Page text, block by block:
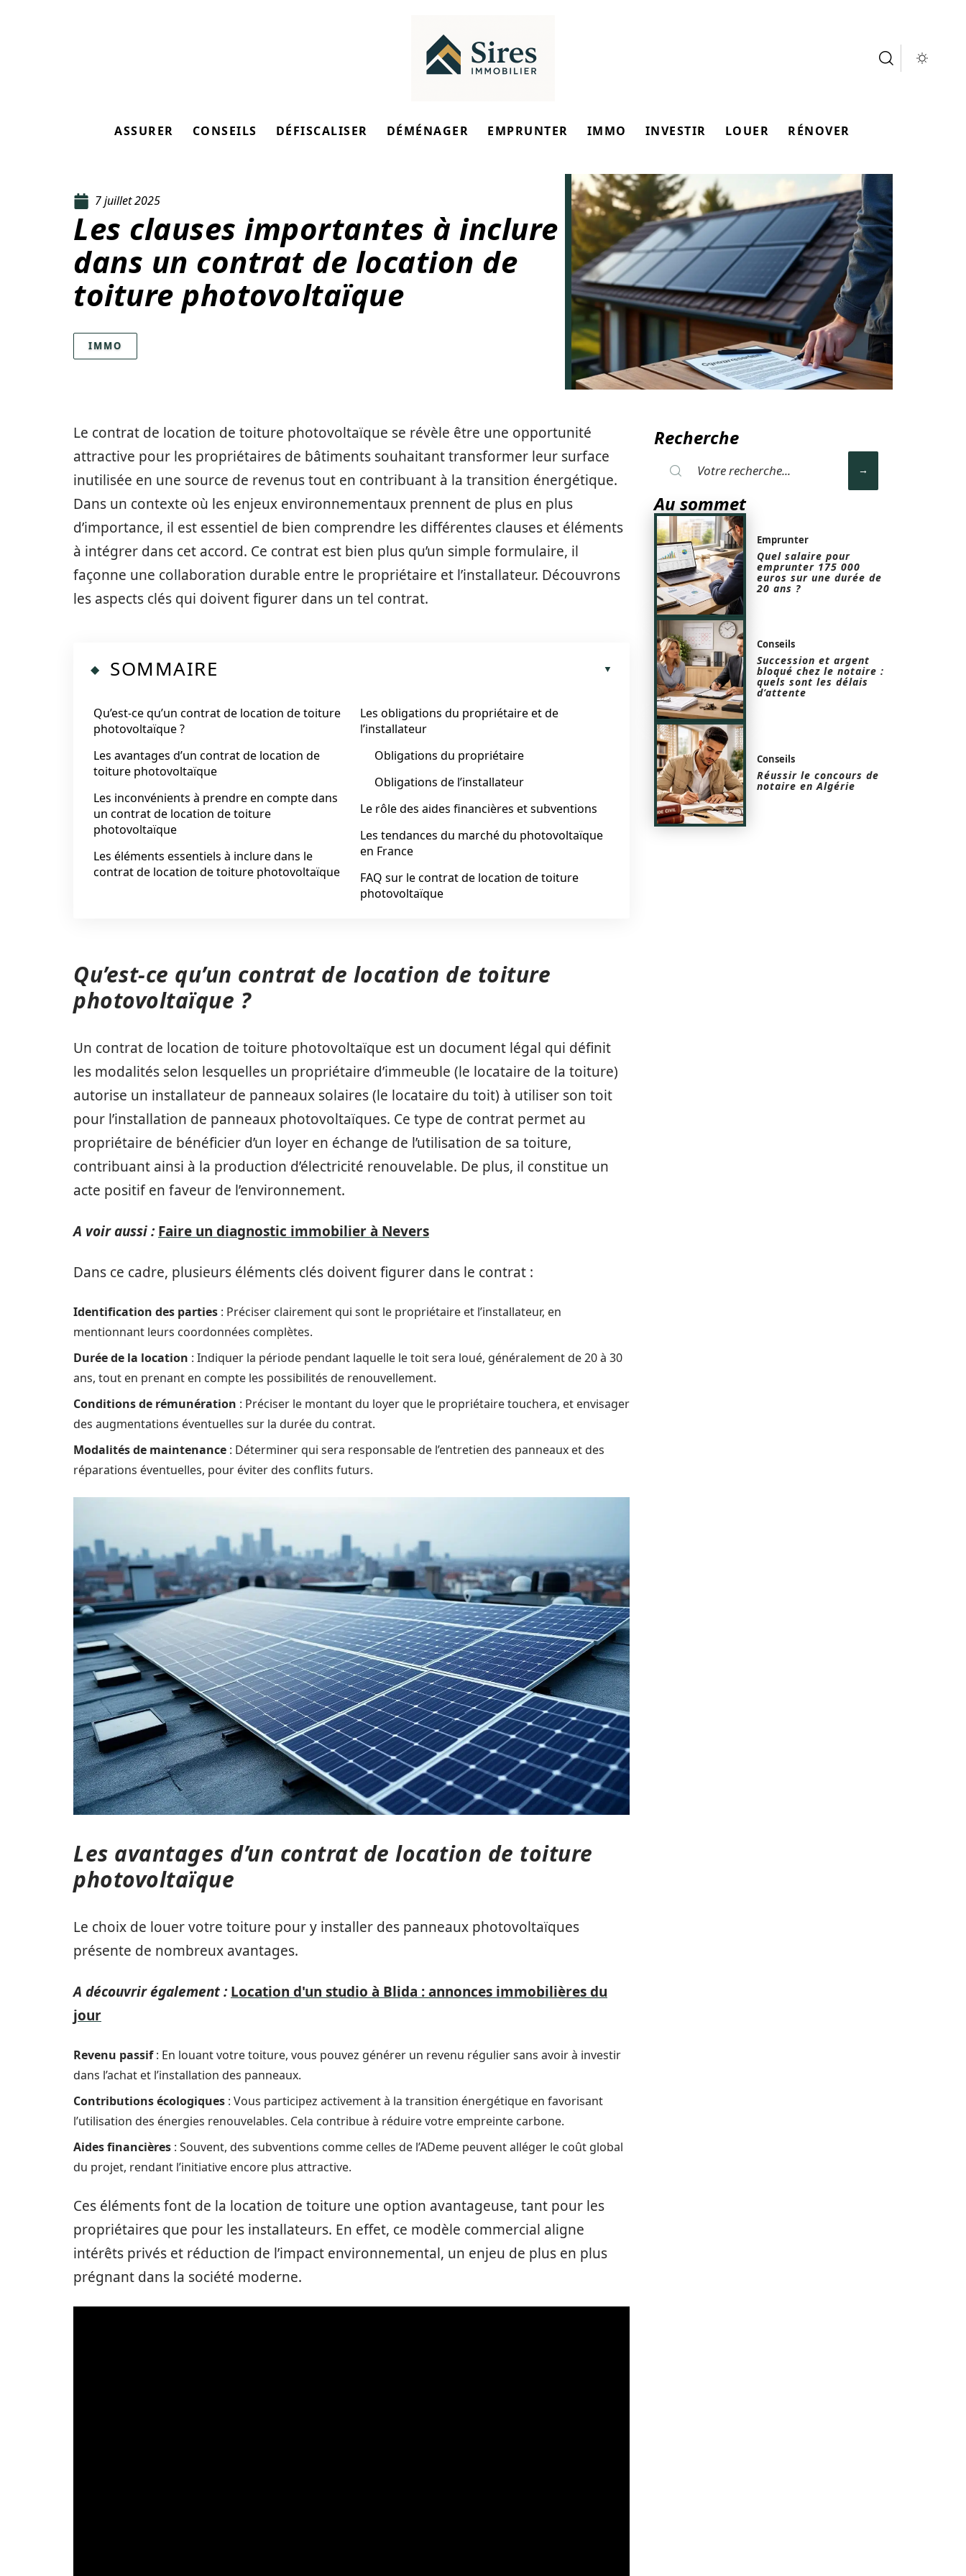
ASSURER CONSEILS DÉFISCALISER DÉMÉNAGER EMPRUNTER IMMO INVESTIR LOUER RÉNOVER
7 juillet 2025
Les clauses importantes à inclure
dans un contrat de location de
toiture photovoltaïque
IMMO
Le contrat de location de toiture photovoltaïque se révèle être une opportunité
attractive pour les propriétaires de bâtiments souhaitant transformer leur surface
inutilisée en une source de revenus tout en contribuant à la transition énergétique.
Dans un contexte où les enjeux environnementaux prennent de plus en plus
d’importance, il est essentiel de bien comprendre les différentes clauses et éléments
à intégrer dans cet accord. Ce contrat est bien plus qu’un simple formulaire, il
façonne une collaboration durable entre le propriétaire et l’installateur. Découvrons
les aspects clés qui doivent figurer dans un tel contrat.
SOMMAIRE
Qu’est-ce qu’un contrat de location de toiture
photovoltaïque ?
Les avantages d’un contrat de location de
toiture photovoltaïque
Les inconvénients à prendre en compte dans
un contrat de location de toiture
photovoltaïque
Les éléments essentiels à inclure dans le
contrat de location de toiture photovoltaïque
Les obligations du propriétaire et de
l’installateur
Obligations du propriétaire
Obligations de l’installateur
Le rôle des aides financières et subventions
Les tendances du marché du photovoltaïque
en France
FAQ sur le contrat de location de toiture
photovoltaïque
Qu’est-ce qu’un contrat de location de toiture
photovoltaïque ?
Un contrat de location de toiture photovoltaïque est un document légal qui définit
les modalités selon lesquelles un propriétaire d’immeuble (le locataire de la toiture)
autorise un installateur de panneaux solaires (le locataire du toit) à utiliser son toit
pour l’installation de panneaux photovoltaïques. Ce type de contrat permet au
propriétaire de bénéficier d’un loyer en échange de l’utilisation de sa toiture,
contribuant ainsi à la production d’électricité renouvelable. De plus, il constitue un
acte positif en faveur de l’environnement.
A voir aussi : Faire un diagnostic immobilier à Nevers
Dans ce cadre, plusieurs éléments clés doivent figurer dans le contrat :
Identification des parties : Préciser clairement qui sont le propriétaire et l’installateur, en
mentionnant leurs coordonnées complètes.
Durée de la location : Indiquer la période pendant laquelle le toit sera loué, généralement de 20 à 30
ans, tout en prenant en compte les possibilités de renouvellement.
Conditions de rémunération : Préciser le montant du loyer que le propriétaire touchera, et envisager
des augmentations éventuelles sur la durée du contrat.
Modalités de maintenance : Déterminer qui sera responsable de l’entretien des panneaux et des
réparations éventuelles, pour éviter des conflits futurs.
Les avantages d’un contrat de location de toiture
photovoltaïque
Le choix de louer votre toiture pour y installer des panneaux photovoltaïques
présente de nombreux avantages.
A découvrir également : Location d'un studio à Blida : annonces immobilières du
jour
Revenu passif: En louant votre toiture, vous pouvez générer un revenu régulier sans avoir à investir
dans l’achat et l’installation des panneaux.
Contributions écologiques : Vous participez activement à la transition énergétique en favorisant
l’utilisation des énergies renouvelables. Cela contribue à réduire votre empreinte carbone.
Aides financières : Souvent, des subventions comme celles de l’ADeme peuvent alléger le coût global
du projet, rendant l’initiative encore plus attractive.
Ces éléments font de la location de toiture une option avantageuse, tant pour les
propriétaires que pour les installateurs. En effet, ce modèle commercial aligne
intérêts privés et réduction de l’impact environnemental, un enjeu de plus en plus
prégnant dans la société moderne.
Recherche
Au sommet
Emprunter
Quel salaire pour
emprunter 175 000
euros sur une durée de
20 ans ?
Conseils
Succession et argent
bloqué chez le notaire :
quels sont les délais
d’attente
Conseils
Réussir le concours de
notaire en Algérie